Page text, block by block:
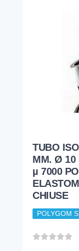
TUBO
MM. Ø 10
µ 7000
CHIUSE
POLYGOM